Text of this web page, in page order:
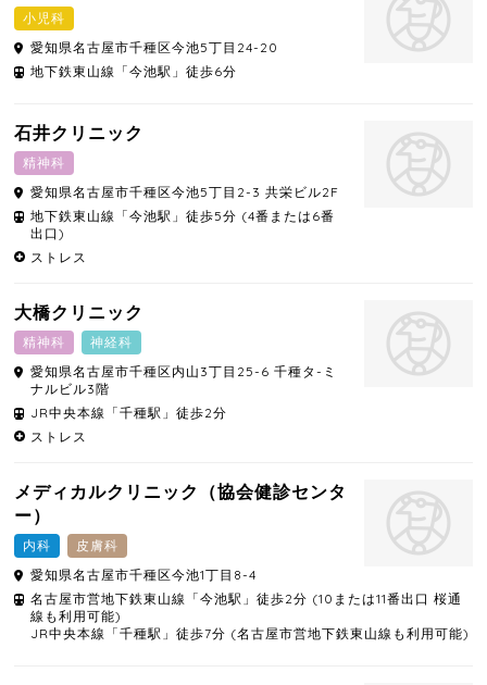
小児科
愛知県名古屋市千種区今池5丁目24-20
地下鉄東山線「今池駅」徒歩6分
石井クリニック
精神科
愛知県名古屋市千種区今池5丁目2-3 共栄ビル2F
地下鉄東山線「今池駅」徒歩5分 (4番または6番
出口)
ストレス
大橋クリニック
精神科
神経科
愛知県名古屋市千種区内山3丁目25-6 千種タ-ミ
ナルビル3階
JR中央本線「千種駅」徒歩2分
ストレス
メディカルクリニック（協会健診センタ
ー）
内科
皮膚科
愛知県名古屋市千種区今池1丁目8-4
名古屋市営地下鉄東山線「今池駅」徒歩2分 (10または11番出口 桜通
線も利用可能)
JR中央本線「千種駅」徒歩7分 (名古屋市営地下鉄東山線も利用可能)